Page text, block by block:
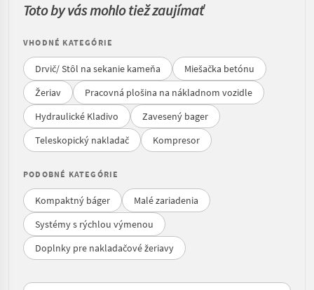
Toto by vás mohlo tiež zaujímať
VHODNÉ KATEGÓRIE
Drvič/ Stôl na sekanie kameňa
Miešačka betónu
Žeriav
Pracovná plošina na nákladnom vozidle
Hydraulické Kladivo
Zavesený bager
Teleskopický nakladač
Kompresor
PODOBNÉ KATEGÓRIE
Kompaktný báger
Malé zariadenia
Systémy s rýchlou výmenou
Doplnky pre nakladačové žeriavy